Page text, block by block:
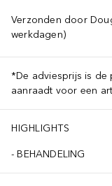
Verzonden door
werkdagen)
*De adviesprijs is de
aanraadt voor een
HIGHLIGHTS
BEHANDELING